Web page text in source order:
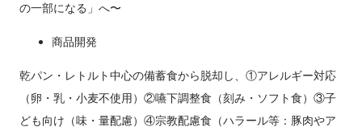
の一部になる」へ〜
商品開発
乾パン・レトルト中心の備蓄食から脱却し、①アレルギー対応
（卵・乳・小麦不使用）②嚥下調整食（刻み・ソフト食）③子
ども向け（味・量配慮）④宗教配慮食（ハラール等：豚肉やア